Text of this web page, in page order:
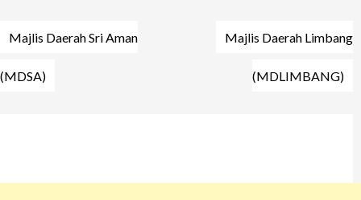
Post
navigation
Majlis Daerah Sri Aman
(MDSA)
Majlis Daerah Limbang
(MDLIMBANG)